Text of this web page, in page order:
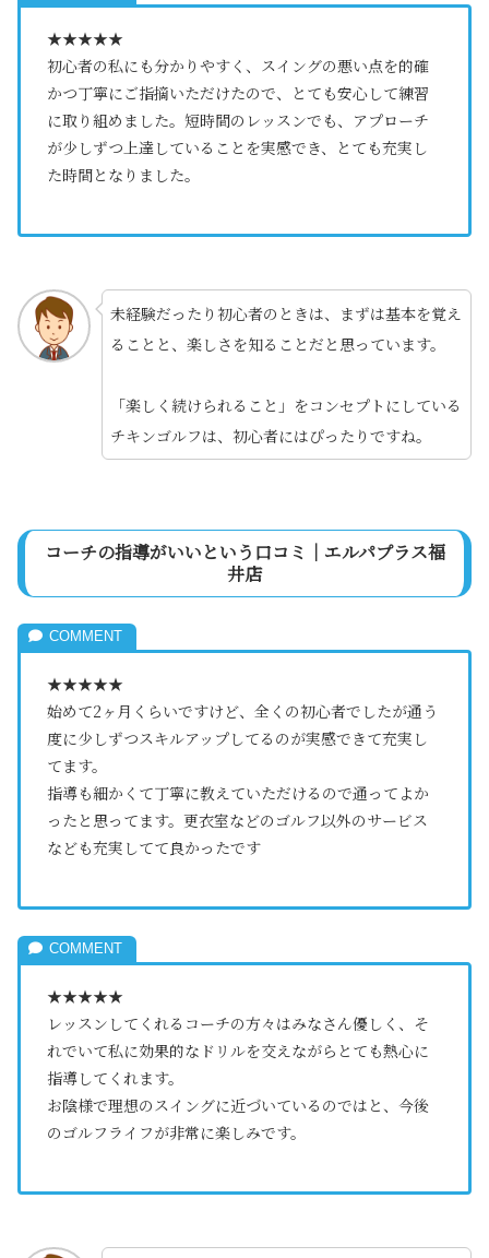
★★★★★
初心者の私にも分かりやすく、スイングの悪い点を的確
かつ丁寧にご指摘いただけたので、とても安心して練習
に取り組めました。短時間のレッスンでも、アプローチ
が少しずつ上達していることを実感でき、とても充実し
た時間となりました。
未経験だったり初心者のときは、まずは基本を覚え
ることと、楽しさを知ることだと思っています。
「楽しく続けられること」をコンセプトにしている
チキンゴルフは、初心者にはぴったりですね。
コーチの指導がいいという口コミ｜エルパプラス福
井店
★★★★★
始めて2ヶ月くらいですけど、全くの初心者でしたが通う
度に少しずつスキルアップしてるのが実感できて充実し
てます。
指導も細かくて丁寧に教えていただけるので通ってよか
ったと思ってます。更衣室などのゴルフ以外のサービス
なども充実してて良かったです
★★★★★
レッスンしてくれるコーチの方々はみなさん優しく、そ
れでいて私に効果的なドリルを交えながらとても熱心に
指導してくれます。
お陰様で理想のスイングに近づいているのではと、今後
のゴルフライフが非常に楽しみです。